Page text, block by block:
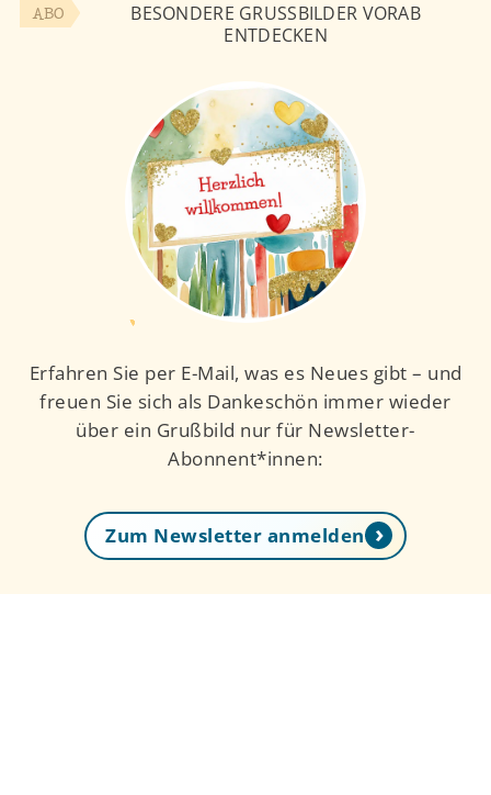
ABO
BESONDERE GRUSSBILDER VORAB E
NTDECKEN
Erfahren Sie per E-Mail, was es Neues gibt – und
freuen Sie sich als Dankeschön immer wieder
über ein Grußbild nur für Newsletter-
Abonnent*innen:
Zum Newsletter anmelden